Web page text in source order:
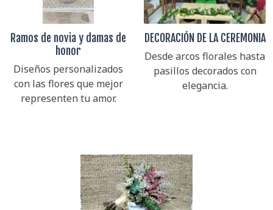
Ramos de novia y damas de
honor
Diseños personalizados
con las flores que mejor
representen tu amor.
DECORACIÓN DE LA CEREMONIA
Desde arcos florales hasta
pasillos decorados con
elegancia.